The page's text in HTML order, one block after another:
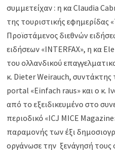
συμμετείχαν : η κα Claudia
της τουριστικής
Προϊστάμενος διεθνών
ειδήσεων «INTERFAX», η κα
του ολλανδικού
κ. Dieter Weirauch, συντάκτης
portal «Einfach raus» και ο κ.
από το εξειδικευμένο στο
περιοδικό «ICJ MICE
παραμονής των έξι
οργάνωσε την ξενάγησή τους